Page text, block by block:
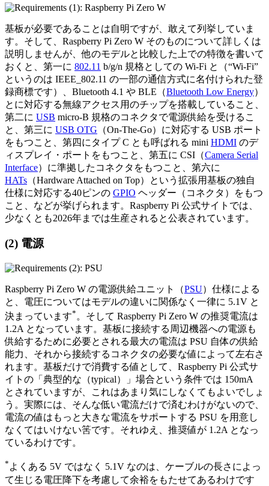
基板が必要であることは自明ですが、敢えて列挙していま
す。そして、Raspberry Pi Zero W そのものについて詳しくは
説明しませんが、他のモデルと比較した上での特徴を書いて
おくと、第一に 802.11 b/g/n 規格としての Wi-Fi と（“Wi-Fi”
というのは IEEE_802.11 の一部の通信方式に名付けられた登
録商標です）、Bluetooth 4.1 や BLE（Bluetooth Low Energy）
とに対応する無線アクセス用のチップを搭載していること、
第二に USB micro-B 規格のコネクタで電源供給を受けるこ
と、第三に USB OTG （On-The-Go）に対応する USB ポート
をもつこと、第四にタイプ C とも呼ばれる mini HDMI のデ
ィスプレイ・ポートをもつこと、第五に CSI（Camera Serial
Interface）に準拠したコネクタをもつこと、第六に
HATs （Hardware Attached on Top）という拡張用基板の独自
仕様に対応する40ピンの GPIO ヘッダー（コネクタ）をもつ
こと、などが挙げられます。Raspberry Pi 公式サイトでは、
少なくとも2026年までは生産されると公表されています。
(2) 電源
Raspberry Pi Zero W の電源供給ユニット（PSU）仕様による
と、電圧についてはモデルの違いに関係なく一律に 5.1V と
決まっています* 。そして Raspberry Pi Zero W の推奨電流は
1.2A となっています。基板に接続する周辺機器への電源も
供給するために必要とされる最大の電流は PSU 自体の供給
能力、それから接続するコネクタの必要な値によって左右さ
れます。基板だけで消費する値として、Raspberry Pi 公式サ
イトの「典型的な（typical）」場合という条件では 150mA
とされていますが、これはあまり気にしなくてもよいでしょ
う。実際には、そんな低い電流だけで済むわけがないので、
電流の値はもっと大きな電流をサポートする PSU を用意し
なくてはいけない筈です。それゆえ、推奨値が 1.2A となっ
ているわけです。
* よくある 5V ではなく 5.1V なのは、ケーブルの長さによっ
て生じる電圧降下を考慮して余裕をもたせてあるわけです